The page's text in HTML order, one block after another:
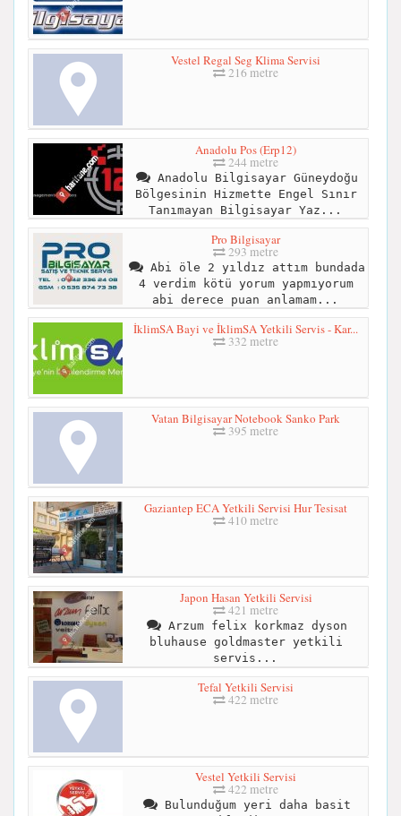
Vestel Regal Seg Klima Servisi
216 metre
Anadolu Pos (Erp12)
244 metre
Anadolu Bilgisayar Güneydoğu
Bölgesinin Hizmette Engel Sınır
Tanımayan Bilgisayar Yaz...
Pro Bilgisayar
293 metre
Abi öle 2 yıldız attım bundada
4 verdim kötü yorum yapmıyorum
abi derece puan anlamam...
İklimSA Bayi ve İklimSA Yetkili Servis - Kar...
332 metre
Vatan Bilgisayar Notebook Sanko Park
395 metre
Gaziantep ECA Yetkili Servisi Hur Tesisat
410 metre
Japon Hasan Yetkili Servisi
421 metre
Arzum felix korkmaz dyson
bluhause goldmaster yetkili
servis...
Tefal Yetkili Servisi
422 metre
Vestel Yetkili Servisi
422 metre
Bulunduğum yeri daha basit